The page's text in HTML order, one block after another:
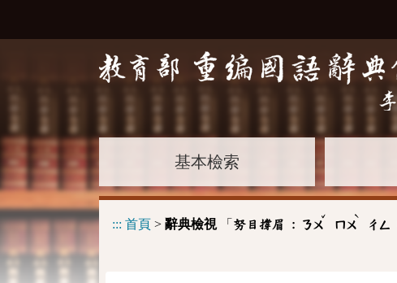
基本檢索
::: 首頁 > 辭典檢視「 努目撐眉 : ㄋㄨ
ˇ
ㄇㄨ
ˋ
ㄔㄥ